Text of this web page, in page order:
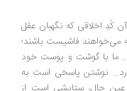
کُدِ اخلاقی که نگهبان عقل
می‌خواهند فاشیست باشند؛
ما با گوشت و پوست خود
نوشتن پاسخی است به